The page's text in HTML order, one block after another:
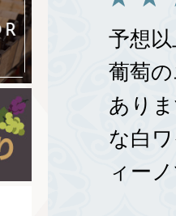
予想
葡萄
あり
な白
ィー